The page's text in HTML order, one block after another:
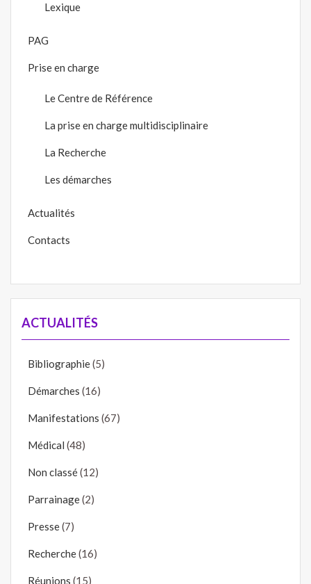
Lexique
PAG
Prise en charge
Le Centre de Référence
La prise en charge multidisciplinaire
La Recherche
Les démarches
Actualités
Contacts
ACTUALITÉS
Bibliographie(5)
Démarches (16)
Manifestations (67)
Médical (48)
Non classé(12)
Parrainage(2)
Presse(7)
Recherche(16)
Réunions (15)